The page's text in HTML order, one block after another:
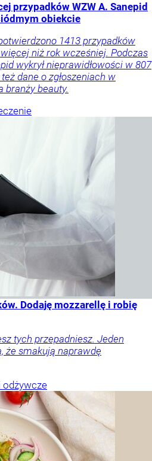
przypadków WZW A. Sanepid
obiekcie
1413 przypadków
niż rok wcześniej. Podczas
wykrył nieprawidłowości w 807
dane o zgłoszeniach w
branży beauty.
Dodaję mozzarellę i robię
tych przepadniesz. Jeden
że smakują naprawdę
odżywcze